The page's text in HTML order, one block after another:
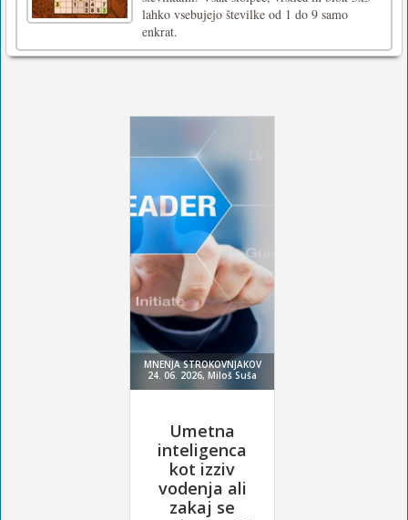
lahko vsebujejo številke od 1 do 9 samo
enkrat.